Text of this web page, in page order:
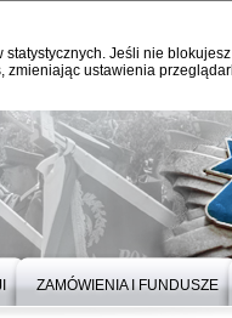
Jeśli nie
ustawienia
ZAMÓWIENIA I FUNDUSZE